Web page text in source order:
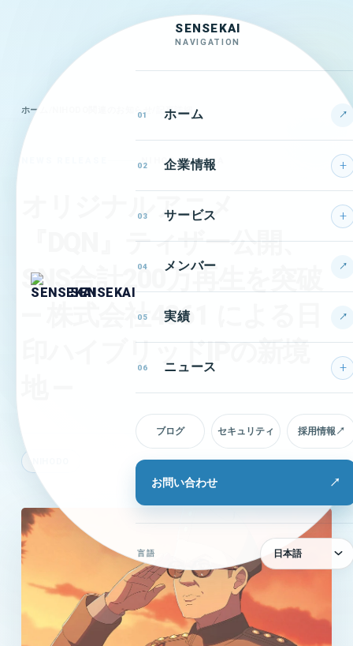
SENSEKAI
SENSEKAI
NAVIGATION
01 ホーム ↗
02 企業情報
03 サービス
04 メンバー ↗
05 実績 ↗
06 ニュース
ブログ セキュリティ 採用情報 ↗
お問い合わせ ↗
言語 日本語
ホーム NIHODO関連のお知らせ 記事詳細
NIHODO MEDIA
オリジナルアニメ
『DQN』ティザー公開、
SNS合計200万再生を突破
— 株式会社4861 による日
印ハイブリッドIPの新境